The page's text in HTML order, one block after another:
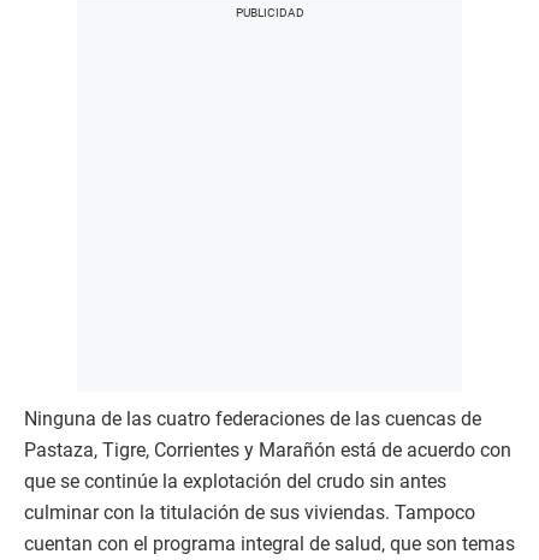
Ninguna de las cuatro federaciones de las cuencas de
Pastaza, Tigre, Corrientes y Marañón está de acuerdo con
que se continúe la explotación del crudo sin antes
culminar con la titulación de sus viviendas. Tampoco
cuentan con el programa integral de salud, que son temas